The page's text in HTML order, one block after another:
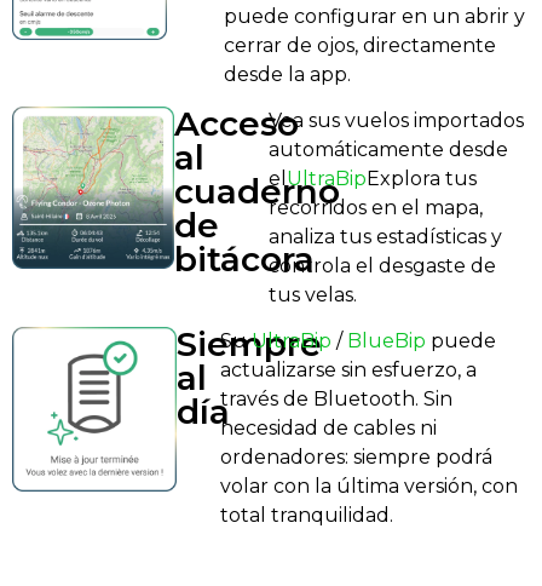
puede configurar en un abrir y
cerrar de ojos, directamente
desde la app.
Acceso
al
cuaderno
de
bitácora
Vea sus vuelos importados
automáticamente desde
el UltraBipExplora tus
recorridos en el mapa,
analiza tus estadísticas y
controla el desgaste de
tus velas.
Siempre
al
día
SuUltraBip / BlueBip puede
actualizarse sin esfuerzo, a
través de Bluetooth. Sin
necesidad de cables ni
ordenadores: siempre podrá
volar con la última versión, con
total tranquilidad.